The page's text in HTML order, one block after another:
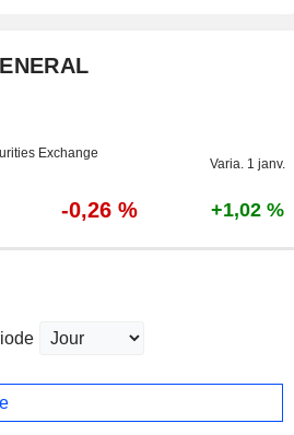
Exchange
Varia. 1 janv.
-0,26 % +1,02 %